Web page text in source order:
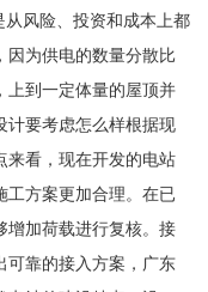
风险、投资和成本上都
因为供电的数量分散比
上到一定体量的屋顶并
计要考虑怎么样根据现
来看，现在开发的电站
工方案更加合理。在已
增加荷载进行复核。接
可靠的接入方案，广东